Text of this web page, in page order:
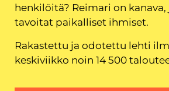
henkilöitä? Reimari on
tavoitat paikalliset ihmiset.
Rakastettu ja odotettu lehti
keskiviikko noin 14 500